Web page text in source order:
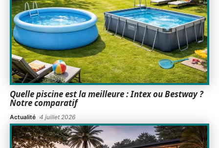
Quelle piscine est la meilleure : Intex ou Bestway ?
Notre comparatif
Actualité 4 juillet 2026